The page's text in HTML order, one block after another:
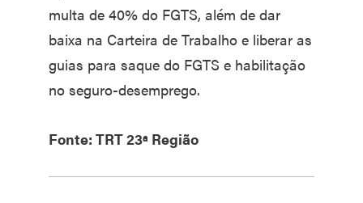
multa de 40% do FGTS, além de dar
baixa na Carteira de Trabalho e liberar as
guias para saque do FGTS e habilitação
no seguro-desemprego.
Fonte: TRT 23ª Região